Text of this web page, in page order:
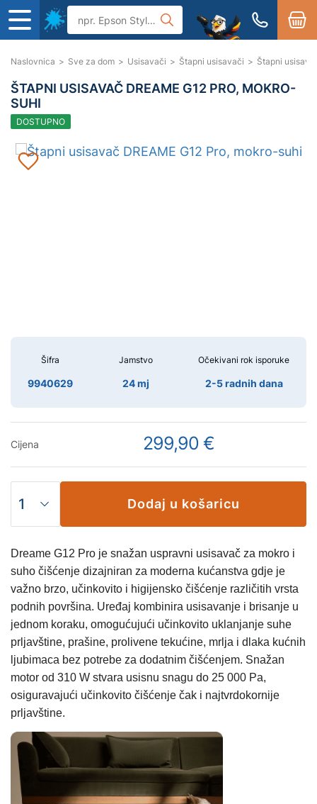
Naslovnica > Sve za dom > Usisavači > Štapni usisavači > Štapni
Dreame G12 Pro je snažan uspravni usisavač za mokro i
suho čišćenje dizajniran za moderna kućanstva gdje je
važno brzo, učinkovito i higijensko čišćenje različitih vrsta
podnih površina. Uređaj kombinira usisavanje i brisanje u
jednom koraku, omogućujući učinkovito uklanjanje suhe
prljavštine, prašine, prolivene tekućine, mrlja i dlaka kućnih
ljubimaca bez potrebe za dodatnim čišćenjem. Snažan
motor od 310 W stvara usisnu snagu do 25 000 Pa,
osiguravajući učinkovito čišćenje čak i najtvrdokornije
prljavštine.
ŠTAPNI USISAVAČ DREAME G12 PRO, MOKRO-
SUHI
DOSTUPNO
Šifra
9940629
Jamstvo
24 mj
Očekivani rok isporuke
2-5 radnih dana
Cijena 299,90 €
Dodaj u košaricu